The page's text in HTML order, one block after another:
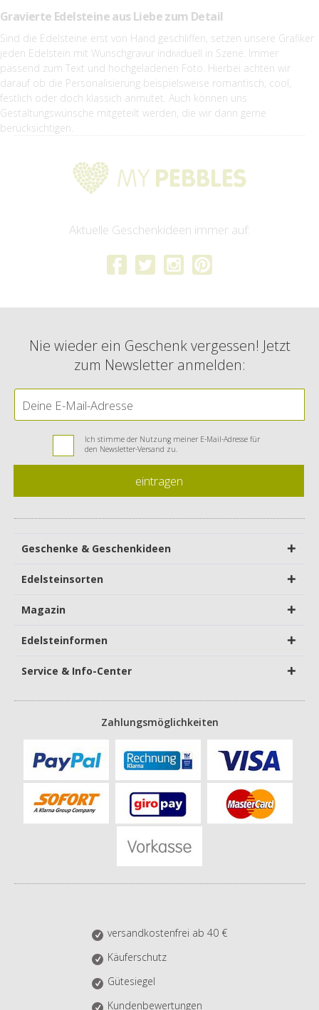
Gravierte Edelsteine aus Liebe zum Detail
Sind die Edelsteine erst von Hand geschliffen, setzen unsere Grafiker
jeden Edelstein mit Wunschgravur individuell in Szene. Immer
passend zum Text und hochgeladenen Foto. Hierbei achten wir
darauf ob die Personalisierung beispielsweise romantisch, cool,
festlich oder doch klassich anmutet. Auch können uns
Gestaltungswünsche mitgeteilt werden, die wir dann gerne
berücksichtigen.
Aktuelle Geschenkideen immer auf:
Nie wieder ein Geschenk vergessen! Jetzt
zum Newsletter anmelden:
Ich stimme der Nutzung meiner E-Mail-Adresse für
den Newsletter-Versand zu.
eintragen
Geschenke & Geschenkideen
Edelsteinsorten
Magazin
Edelsteinformen
Service & Info-Center
Zahlungsmöglichkeiten
versandkostenfrei ab 40 €
Käuferschutz
Gütesiegel
Kundenbewertungen